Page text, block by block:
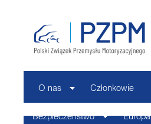
O nas Członkowie
Bezpieczeństwo Europa